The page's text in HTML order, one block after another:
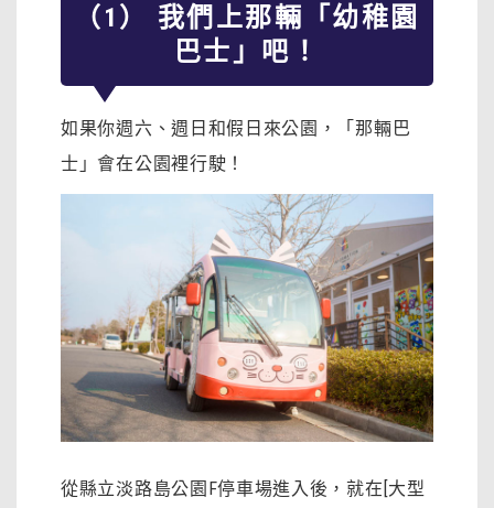
（1） 我們上那輛「幼稚園
巴士」吧！
如果你週六、週日和假日來公園，「那輛巴
士」會在公園裡行駛！
從縣立淡路島公園F停車場進入後，就在[大型